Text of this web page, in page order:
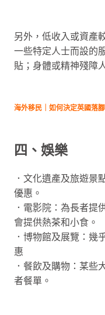
另外，低收入或資產
一些特定人士而設的
貼；身體或精神殘障
海外移民｜如何決定英國落
四、娛樂
．文化遺產及旅遊景
優惠。
．電影院：為長者提
會提供熱茶和小食。
．博物館及展覽：幾
惠
．餐飲及購物：某些
者餐單。